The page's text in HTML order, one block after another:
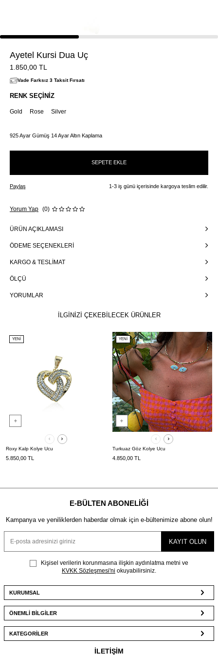
Ayetel Kursi Dua Uç
1.850,00 TL
Vade Farksız 3 Taksit Fırsatı
925 Ayar Gümüş 14 Ayar Altın Kaplama
RENK SEÇINIZ
Gold Rose Silver
SEPETE EKLE
Paylaş 1-3 iş günü içerisinde kargoya teslim edilir.
Yorum Yap (0)
ÜRÜN AÇIKLAMASI
ÖDEME SEÇENEKLERI
KARGO & TESLIMAT
ÖLÇÜ
YORUMLAR
İLGİNİZİ ÇEKEBİLECEK ÜRÜNLER
YENI
Roxy Kalp Kolye Ucu
5.850,00 TL
YENI
Turkuaz Göz Kolye Ucu
4.850,00TL
E-BÜLTEN ABONELIĞI
Kampanya ve yeniliklerden haberdar olmak için e-bültenimize abone olun!
KAYIT OLUN
Kişisel verilerin korunmasına ilişkin aydınlatma metni ve
KVKK Sözleşmesi'ni okuyabilirsiniz.
KURUMSAL
ÖNEMLİ BİLGİLER
KATEGORİLER
İLETİŞİM